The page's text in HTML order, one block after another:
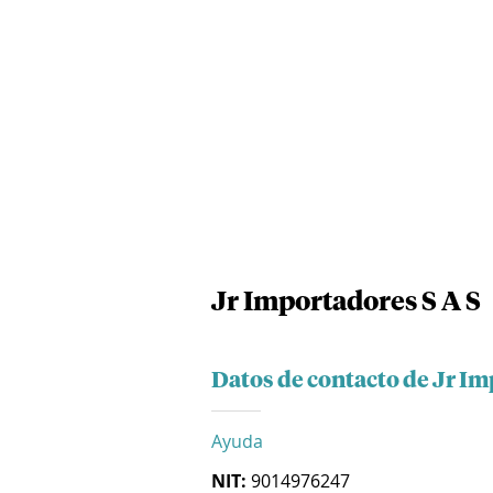
Jr Importadores S A S
Datos de contacto de Jr
Ayuda
NIT: 9014976247